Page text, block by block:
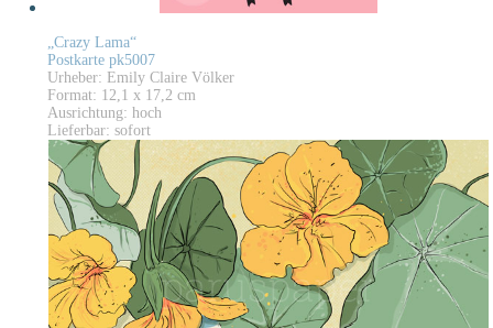
„Crazy Lama“
Postkarte pk5007
Urheber: Emily Claire Völker
Format: 12,1 x 17,2 cm
Ausrichtung: hoch
Lieferbar: sofort